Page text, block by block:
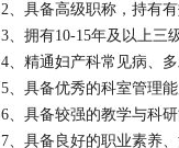
2、具备高级职称，持有
3、拥有10-15年及以上三
4、精通妇产科常见病、
5、具备优秀的科室管理
6、具备较强的教学与科
7、具备良好的职业素养